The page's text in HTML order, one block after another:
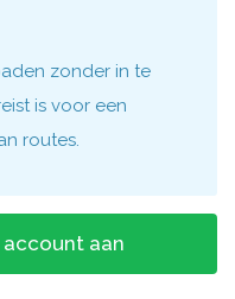
zonder in te
is voor een
routes.
aan